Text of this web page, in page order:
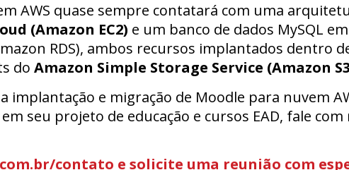
AWS quase sempre contatará com uma
(Amazon EC2) e um banco de dados MySQL
RDS), ambos recursos implantados dentro
do Amazon Simple Storage Service (Amazon
implantação e migração de Moodle para nuvem
seu projeto de educação e cursos EAD, fale
contato e solicite uma reunião com